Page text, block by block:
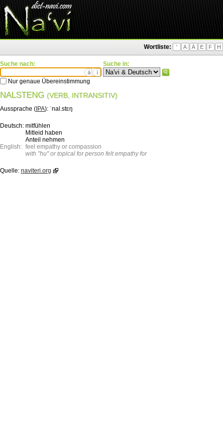
Wortliste: ' A Ä E F H
Suche nach:
ä ì
Nur genaue Übereinstimmung
Suche in:
NALSTENG (VERB, INTRANSITIV)
Aussprache ( IPA): ˈnal.stɛŋ
Deutsch: mitfühlen
Mitleid haben
Anteil nehmen
English: feel empathy or compassion
with "hu" or topical for person felt empathy for
Quelle: naviteri.org